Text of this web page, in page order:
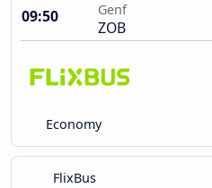
09:50
Genf
ZOB
Economy
FlixBus